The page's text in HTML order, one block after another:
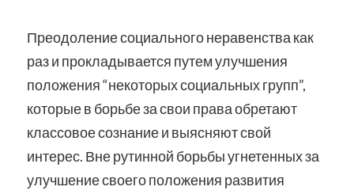
Преодоление социального неравенства как
раз и прокладывается путем улучшения
положения “некоторых социальных групп”,
которые в борьбе за свои права обретают
классовое сознание и выясняют свой
интерес. Вне рутинной борьбы угнетенных за
улучшение своего положения развития